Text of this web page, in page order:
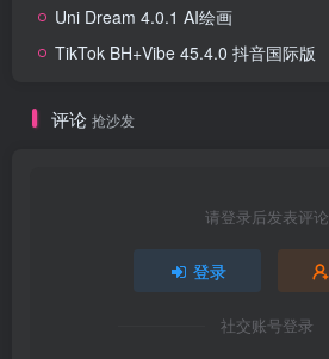
Uni Dream 4.0.1 AI绘画
TikTok BH+Vibe 45.4.0 抖音国际版
评论 抢沙发
请登录后发表评论
登录
社交账号登录